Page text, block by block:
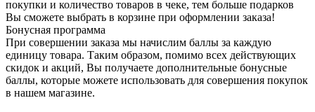
покупки и количество товаров в чеке, тем больше подарков
Вы сможете выбрать в корзине при оформлении заказа!
Бонусная программа
При совершении заказа мы начислим баллы за каждую
единицу товара. Таким образом, помимо всех действующих
скидок и акций, Вы получаете дополнительные бонусные
баллы, которые можете использовать для совершения покупок
в нашем магазине.